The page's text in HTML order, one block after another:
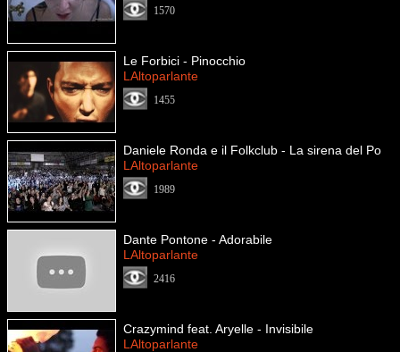
1570
Le Forbici - Pinocchio
LAltoparlante
1455
Daniele Ronda e il Folkclub - La sirena del Po
LAltoparlante
1989
Dante Pontone - Adorabile
LAltoparlante
2416
Crazymind feat. Aryelle - Invisibile
LAltoparlante